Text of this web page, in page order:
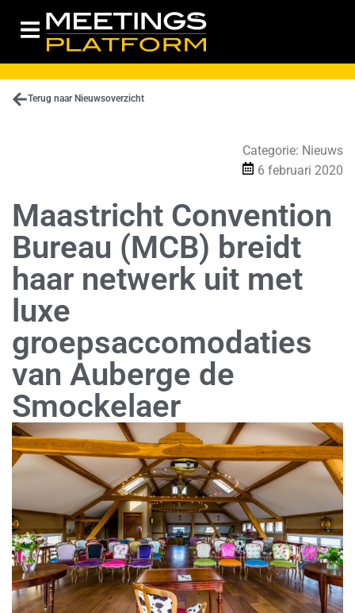
Terug naar Nieuwsoverzicht
Categorie: Nieuws
6 februari 2020
Maastricht Convention
Bureau (MCB) breidt
haar netwerk uit met
luxe
groepsaccomodaties
van Auberge de
Smockelaer